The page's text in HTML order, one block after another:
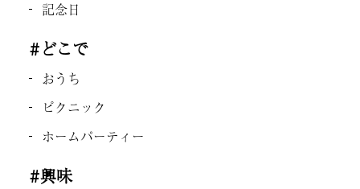
記念日
#どこで
おうち
ピクニック
ホームパーティー
#興味